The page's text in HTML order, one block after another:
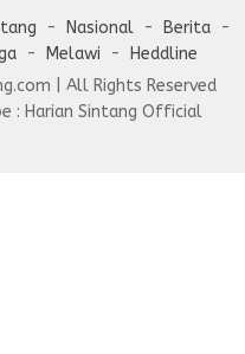
Nasional
Berita
Melawi
Heddline
| All Rights Reserved
: Harian Sintang Official